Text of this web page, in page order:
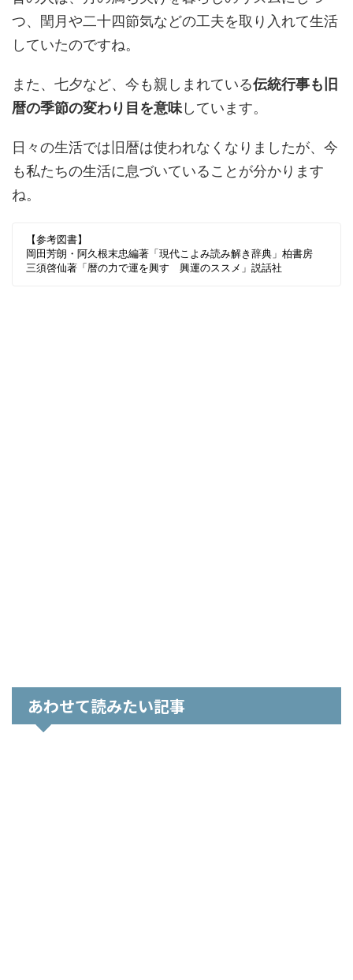
つ、閏月や二十四節気などの工夫を取り入れて生活
していたのですね。
また、七夕など、今も親しまれている伝統行事も旧
暦の季節の変わり目を意味しています。
日々の生活では旧暦は使われなくなりましたが、今
も私たちの生活に息づいていることが分かります
ね。
【参考図書】
岡田芳朗・阿久根末忠編著「現代こよみ読み解き辞典」柏書房
三須啓仙著「暦の力で運を興す 興運のススメ」説話社
あわせて読みたい記事